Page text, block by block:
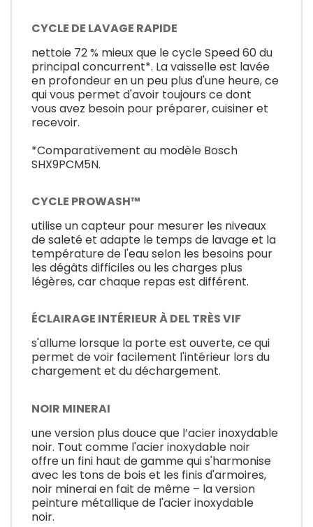
CYCLE DE LAVAGE RAPIDE
nettoie 72 % mieux que le cycle Speed 60 du
principal concurrent*. La vaisselle est lavée
en profondeur en un peu plus d'une heure, ce
qui vous permet d'avoir toujours ce dont
vous avez besoin pour préparer, cuisiner et
recevoir.
*Comparativement au modèle Bosch
SHX9PCM5N.
CYCLE PROWASH™
utilise un capteur pour mesurer les niveaux
de saleté et adapte le temps de lavage et la
température de l'eau selon les besoins pour
les dégâts difficiles ou les charges plus
légères, car chaque repas est différent.
ÉCLAIRAGE INTÉRIEUR À DEL TRÈS VIF
s'allume lorsque la porte est ouverte, ce qui
permet de voir facilement l'intérieur lors du
chargement et du déchargement.
NOIR MINERAI
une version plus douce que l’acier inoxydable
noir. Tout comme l'acier inoxydable noir
offre un fini haut de gamme qui s'harmonise
avec les tons de bois et les finis d'armoires,
noir minerai en fait de même – la version
peinture métallique de l'acier inoxydable
noir.